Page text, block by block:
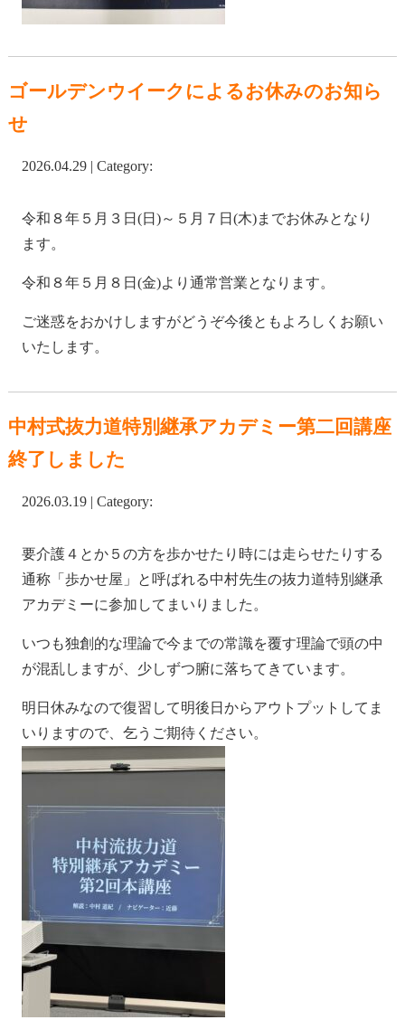
ゴールデンウイークによるお休みのお知ら
せ
2026.04.29 | Category:
令和８年５月３日(日)～５月７日(木)までお休みとなり
ます。
令和８年５月８日(金)より通常営業となります。
ご迷惑をおかけしますがどうぞ今後ともよろしくお願い
いたします。
中村式抜力道特別継承アカデミー第二回講座
終了しました
2026.03.19 | Category:
要介護４とか５の方を歩かせたり時には走らせたりする
通称「歩かせ屋」と呼ばれる中村先生の抜力道特別継承
アカデミーに参加してまいりました。
いつも独創的な理論で今までの常識を覆す理論で頭の中
が混乱しますが、少しずつ腑に落ちてきています。
明日休みなので復習して明後日からアウトプットしてま
いりますので、乞うご期待ください。